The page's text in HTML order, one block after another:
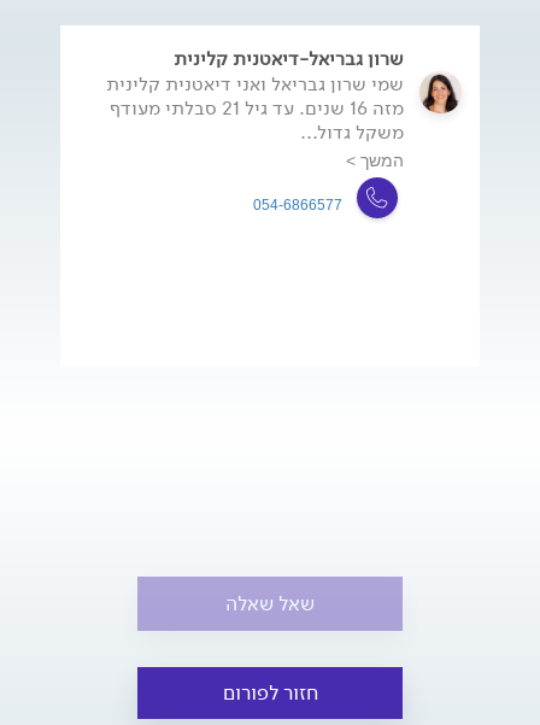
שרון גבריאל-דיאטנית קלינית
שמי שרון גבריאל ואני דיאטנית קלינית
מזה 16 שנים. עד גיל 21 סבלתי מעודף
משקל גדול...
המשך >
054-6866577
שאל שאלה
חזור לפורום